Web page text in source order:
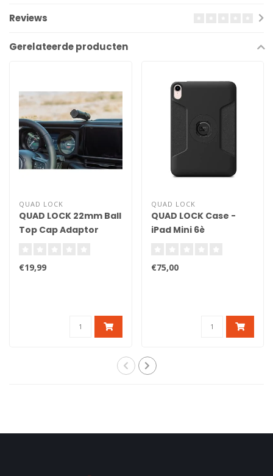
Reviews
Gerelateerde producten
QUAD LOCK
QUAD LOCK 22mm Ball
Top Cap Adaptor
€19,99
QUAD LOCK
QUAD LOCK Case -
iPad Mini 6è
€75,00